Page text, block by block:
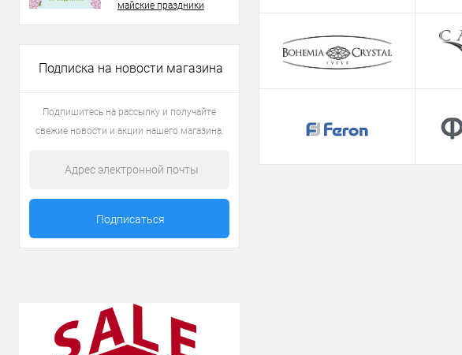
майские праздники
Подписка на новости магазина
Подпишитесь на рассылку и получайте
свежие новости и акции нашего магазина.